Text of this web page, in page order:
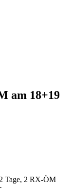
am 18+19
Tage, 2 RX-ÖM